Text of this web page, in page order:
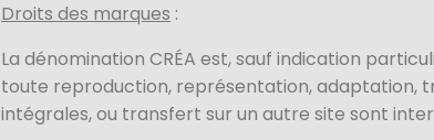
Droits des marques :
La dénomination CRÉA est, sauf indication
toute reproduction, représentation, adaptation,
intégrales, ou transfert sur un autre site sont